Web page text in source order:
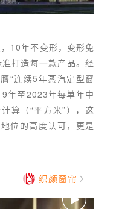
10年不变形，变形免
打造每一款产品。经
“连续5年蒸汽定型窗
年至2023年每单年中
算（“平方米”），这
位的高度认可，更是
织颜窗帘